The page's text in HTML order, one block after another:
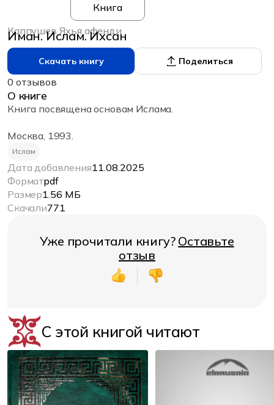
Книга
Каппушев Яхья афенди
Иман. Ислам. Ихсан
Скачать книгу Поделиться
0 отзывов
О книге
Книга посвящена основам Ислама.
Москва, 1993.
Ислам
Дата добавления11.08.2025
Форматpdf
Размер1.56 МБ
Скачали771
Уже прочитали книгу? Оставьте
отзыв
С этой книгой читают